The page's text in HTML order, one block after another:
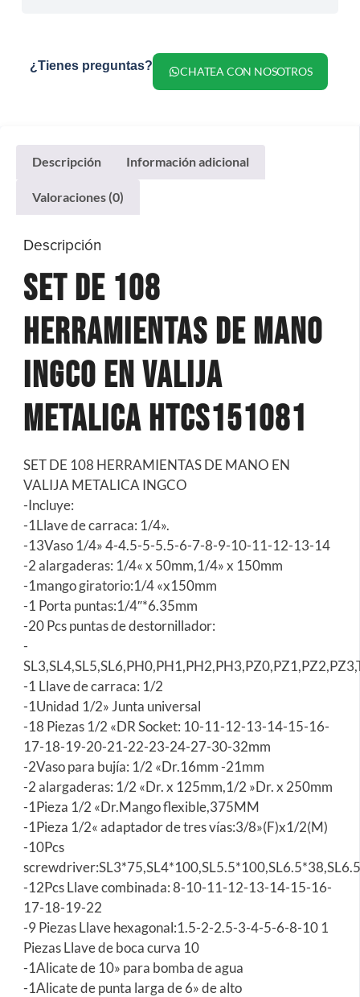
¿Tienes preguntas? CHATEA CON NOSOTROS
Descripción Información adicional
Valoraciones (0)
Descripción
Set De 108
Herramientas De Mano
Ingco En Valija
Metalica HTCS151081
SET DE 108 HERRAMIENTAS DE MANO EN
VALIJA METALICA INGCO
-Incluye:
-1Llave de carraca: 1/4».
-13Vaso 1/4» 4-4.5-5-5.5-6-7-8-9-10-11-12-13-14
-2 alargaderas: 1/4« x 50mm,1/4» x 150mm
-1mango giratorio:1/4 «x150mm
-1 Porta puntas:1/4″*6.35mm
-20 Pcs puntas de destornillador:
-
-1 Llave de carraca: 1/2
-1Unidad 1/2» Junta universal
-18 Piezas 1/2 «DR Socket: 10-11-12-13-14-15-16-
17-18-19-20-21-22-23-24-27-30-32mm
-2Vaso para bujía: 1/2 «Dr.16mm -21mm
-2 alargaderas: 1/2 «Dr. x 125mm,1/2 »Dr. x 250mm
-1Pieza 1/2 «Dr.Mango flexible,375MM
-1Pieza 1/2« adaptador de tres vías:3/8»(F)x1/2(M)
-10Pcs
-12Pcs Llave combinada: 8-10-11-12-13-14-15-16-
17-18-19-22
-9 Piezas Llave hexagonal:1.5-2-2.5-3-4-5-6-8-10 1
Piezas Llave de boca curva 10
-1Alicate de 10» para bomba de agua
-1Alicate de punta larga de 6» de alto